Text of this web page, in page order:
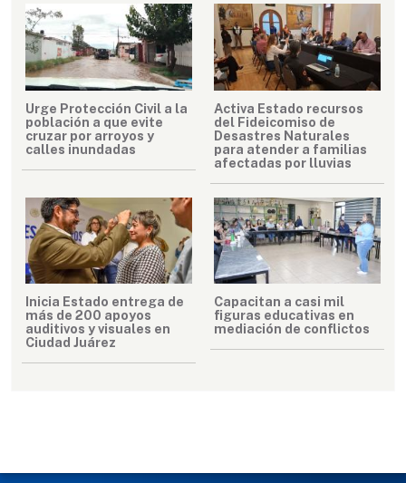
Urge Protección Civil a la
población a que evite
cruzar por arroyos y
calles inundadas
Activa Estado recursos
del Fideicomiso de
Desastres Naturales
para atender a familias
afectadas por lluvias
Inicia Estado entrega de
más de 200 apoyos
auditivos y visuales en
Ciudad Juárez
Capacitan a casi mil
figuras educativas en
mediación de conflictos